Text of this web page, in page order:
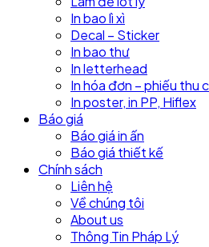
In bao lì xì
Decal – Sticker
In bao thư
In letterhead
In hóa đơn – phiếu thu
In poster, in PP, Hiflex
Báo giá
Báo giá in ấn
Báo giá thiết kế
Chính sách
Liên hệ
Về chúng tôi
About us
Thông Tin Pháp Lý